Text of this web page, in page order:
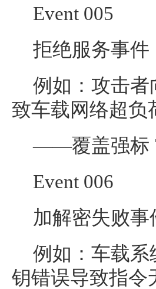
Event 005
拒绝服务事件
例如：攻击
致车载网络超负
——覆盖强标
Event 006
加解密失败事
例如：车载
钥错误导致指令